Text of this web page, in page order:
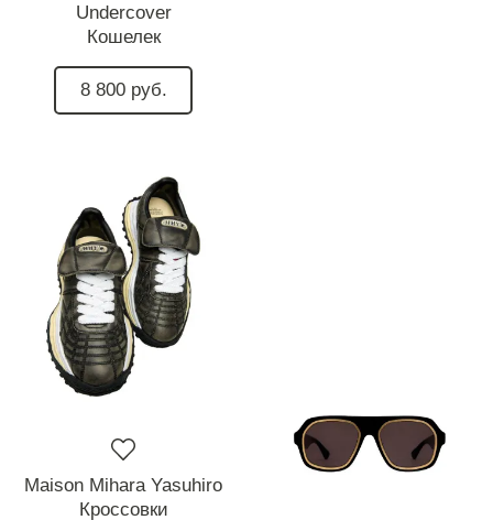
Undercover
Кошелек
8 800 руб.
Maison Mihara Yasuhiro
Кроссовки